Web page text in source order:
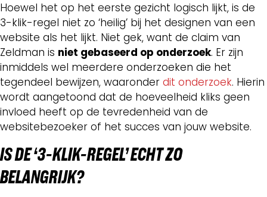
Hoewel het op het eerste gezicht logisch lijkt, is de
3-klik-regel niet zo ‘heilig’ bij het designen van een
website als het lijkt. Niet gek, want de claim van
Zeldman is niet gebaseerd op onderzoek. Er zijn
inmiddels wel meerdere onderzoeken die het
tegendeel bewijzen, waaronder dit onderzoek. Hierin
wordt aangetoond dat de hoeveelheid kliks geen
invloed heeft op de tevredenheid van de
websitebezoeker of het succes van jouw website.
IS DE‘3-KLIK-REGEL’ ECHT ZO
BELANGRIJK?